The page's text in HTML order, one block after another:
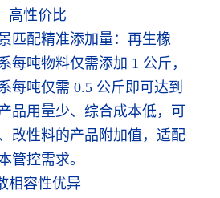
高性价比
匹配精准添加量：再生橡
每吨物料仅需添加 1 公斤，
每吨仅需 0.5 公斤即可达到
品用量少、综合成本低，可
改性料的产品附加值，适配
管控需求。
相容性优异